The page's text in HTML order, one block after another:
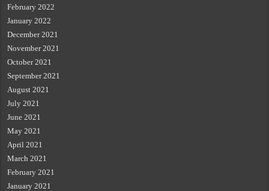
February 2022
January 2022
December 2021
November 2021
October 2021
September 2021
August 2021
July 2021
June 2021
May 2021
April 2021
March 2021
February 2021
January 2021